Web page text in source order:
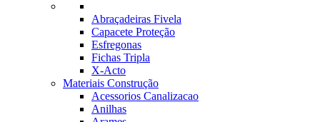
Abraçadeiras Fivela
Capacete Proteção
Esfregonas
Fichas Tripla
X-Acto
Materiais Construção
Acessorios Canalizacao
Anilhas